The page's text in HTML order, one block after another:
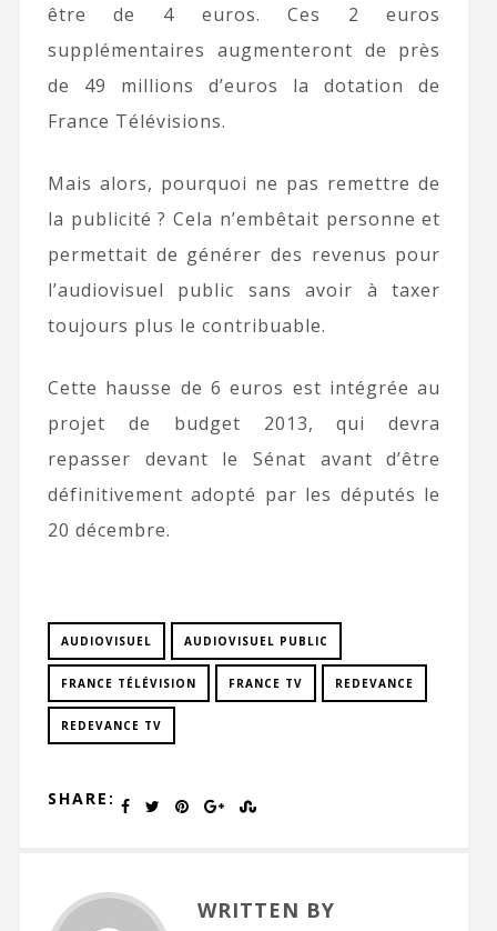
être de 4 euros. Ces 2 euros
supplémentaires augmenteront de près
de 49 millions d’euros la dotation de
France Télévisions.
Mais alors, pourquoi ne pas remettre de
la publicité ? Cela n’embêtait personne et
permettait de générer des revenus pour
l’audiovisuel public sans avoir à taxer
toujours plus le contribuable.
Cette hausse de 6 euros est intégrée au
projet de budget 2013, qui devra
repasser devant le Sénat avant d’être
définitivement adopté par les députés le
20 décembre.
AUDIOVISUEL AUDIOVISUEL PUBLIC
FRANCE TÉLÉVISION FRANCE TV REDEVANCE
REDEVANCE TV
SHARE:
WRITTEN BY